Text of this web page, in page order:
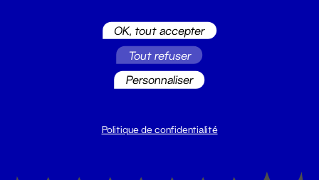
Du lundi au vendredi 14h → 18h
OK, tout accepter
Tout refuser
Personnaliser
Politique de confidentialité